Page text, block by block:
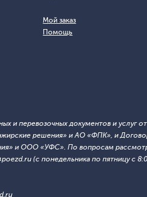
Мой заказ
Помощь
и перевозочных документов и услуг
решения» и АО «ФПК», и
и ООО «УФС». По вопросам
(с понедельника по пятницу с